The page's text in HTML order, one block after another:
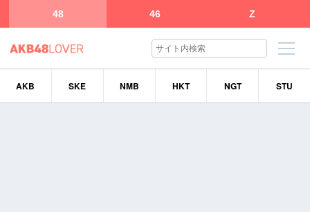
48 46 Z
AKB SKE NMB HKT NGT STU